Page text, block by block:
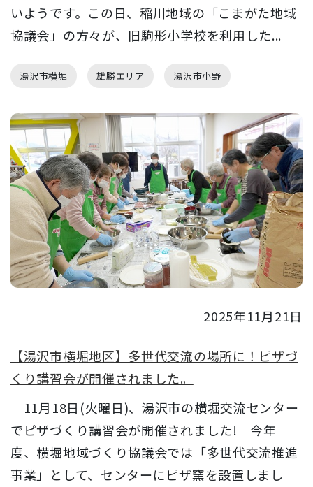
いようです。この日、稲川地域の「こまがた地域
協議会」の方々が、旧駒形小学校を利用した...
湯沢市横堀 雄勝エリア 湯沢市小野
2025年11月21日
【湯沢市横堀地区】多世代交流の場所に！ピザづ
くり講習会が開催されました。
11月18日(火曜日)、湯沢市の横堀交流センター
でピザづくり講習会が開催されました! 今年
度、横堀地域づくり協議会では「多世代交流推進
事業」として、センターにピザ窯を設置しまし